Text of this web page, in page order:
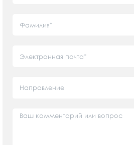
Направление